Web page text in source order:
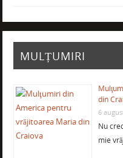
MULȚUMIRI
din
6
Nu
mie